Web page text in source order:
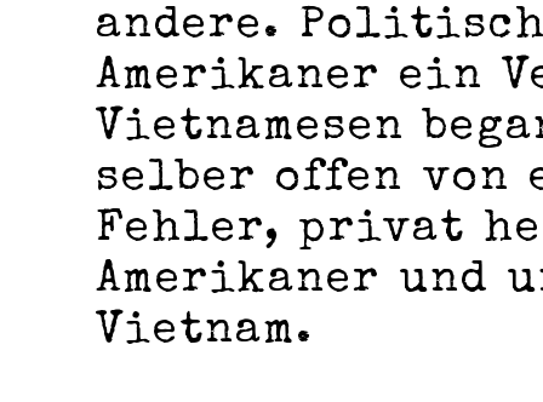
andere.
Amerikaner ein
Vietnamesen
selber offen von
Fehler, privat
Amerikaner und
Vietnam.